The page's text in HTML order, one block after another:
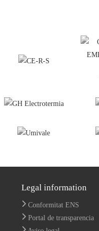
Legal information
Conformitat ENS
Portal de transparencia